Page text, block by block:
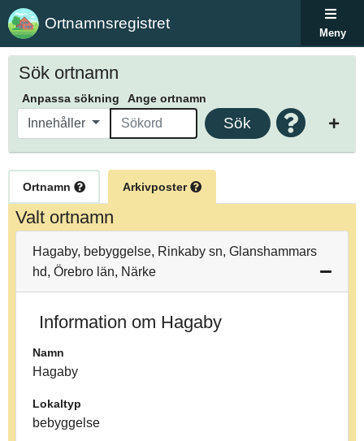
Ortnamnsregistret
Meny
Sök ortnamn
Anpassa sökning Ange ortnamn
Innehåller Sök
Ortnamn Arkivposter
Valt ortnamn
Hagaby, bebyggelse, Rinkaby sn, Glanshammars
hd, Örebro län, Närke
Information om Hagaby
Namn
Hagaby
Lokaltyp
bebyggelse